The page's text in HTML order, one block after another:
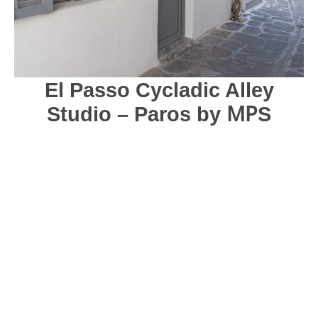
El Passo Cycladic Alley
Studio – Paros by ΜΡS